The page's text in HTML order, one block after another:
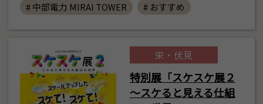
# 中部電力 MIRAI TOWER # おすすめ
栄・伏見
特別展「スケスケ展２
～スケると見える仕組